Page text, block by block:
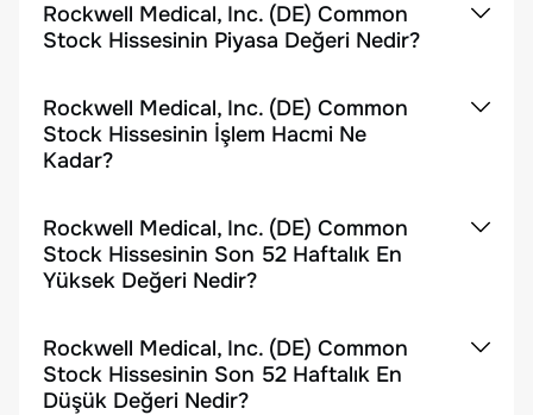
Rockwell Medical, Inc. (DE) Common
Stock Hissesinin Piyasa Değeri Nedir?
Rockwell Medical, Inc. (DE) Common
Stock Hissesinin İşlem Hacmi Ne
Kadar?
Rockwell Medical, Inc. (DE) Common
Stock Hissesinin Son 52 Haftalık En
Yüksek Değeri Nedir?
Rockwell Medical, Inc. (DE) Common
Stock Hissesinin Son 52 Haftalık En
Düşük Değeri Nedir?